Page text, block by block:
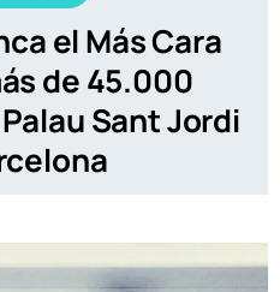
el Más Cara
de 45.000
Sant Jordi